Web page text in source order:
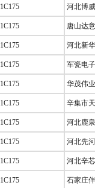
1C175 河北博
1C175 唐山达
1C175 河北新
1C175 军瓷电
1C175 华茂伟
1C175 辛集市
1C175 河北鹿
1C175 河北先
1C175 河北辛
1C175 石家庄